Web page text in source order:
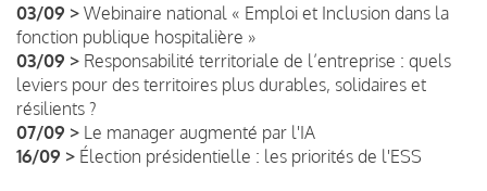
03/09 > Webinaire national « Emploi et Inclusion dans la
fonction publique hospitalière »
03/09 > Responsabilité territoriale de l’entreprise : quels
leviers pour des territoires plus durables, solidaires et
résilients ?
07/09 > Le manager augmenté par l'IA
16/09 > Élection présidentielle : les priorités de l'ESS